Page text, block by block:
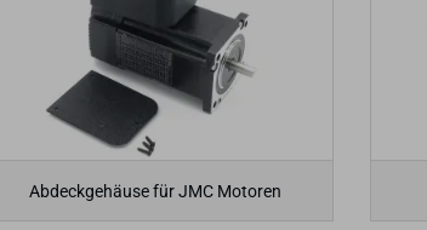
Abdeckgehäuse für JMC Motoren